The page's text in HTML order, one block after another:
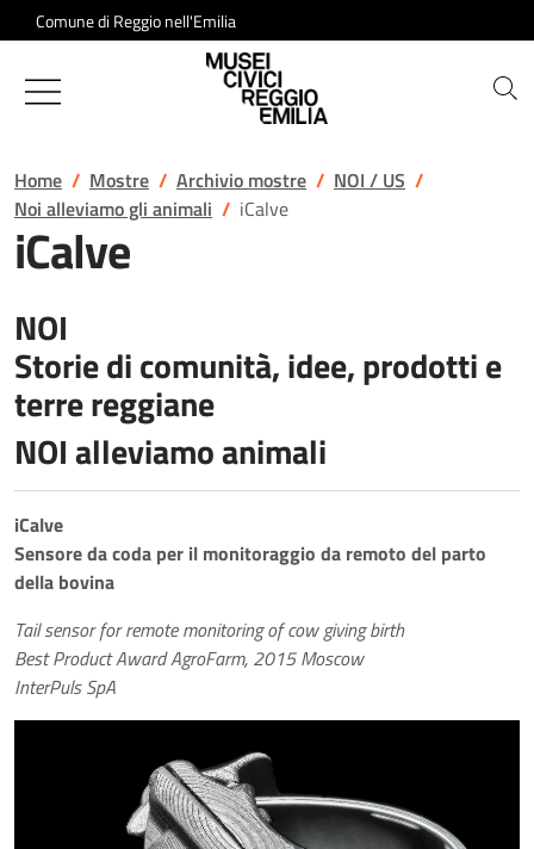
Salta al contenuto
Comune di Reggio nell'Emilia
Musei Civici di Reggio Emilia
Home Mostre Archivio mostre
NOI / US
Noi alleviamo gli animali
iCalve
iCalve
NOI
Storie di comunità, idee, prodotti e
terre reggiane
NOI alleviamo animali
iCalve
Sensore da coda per il monitoraggio da remoto del parto
della bovina
Tail sensor for remote monitoring of cow giving birth
Best Product Award AgroFarm, 2015 Moscow
InterPuls SpA